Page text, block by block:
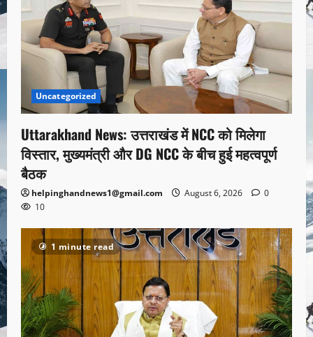
Uncategorized
Uttarakhand News: उत्तराखंड में NCC को मिलेगा
विस्तार, मुख्यमंत्री और DG NCC के बीच हुई महत्वपूर्ण
बैठक
helpinghandnews1@gmail.com August 6, 2026
0
10
1 minute read